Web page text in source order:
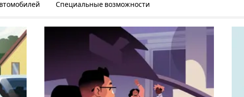
Специальные возможности